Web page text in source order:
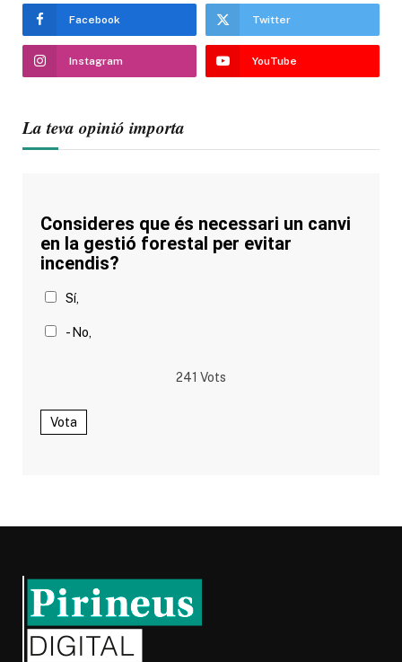
Facebook Twitter
Instagram YouTube
La teva opinió importa
Consideres que és necessari un canvi
en la gestió forestal per evitar
incendis?
Sí,
- No,
241 Vots
Vota